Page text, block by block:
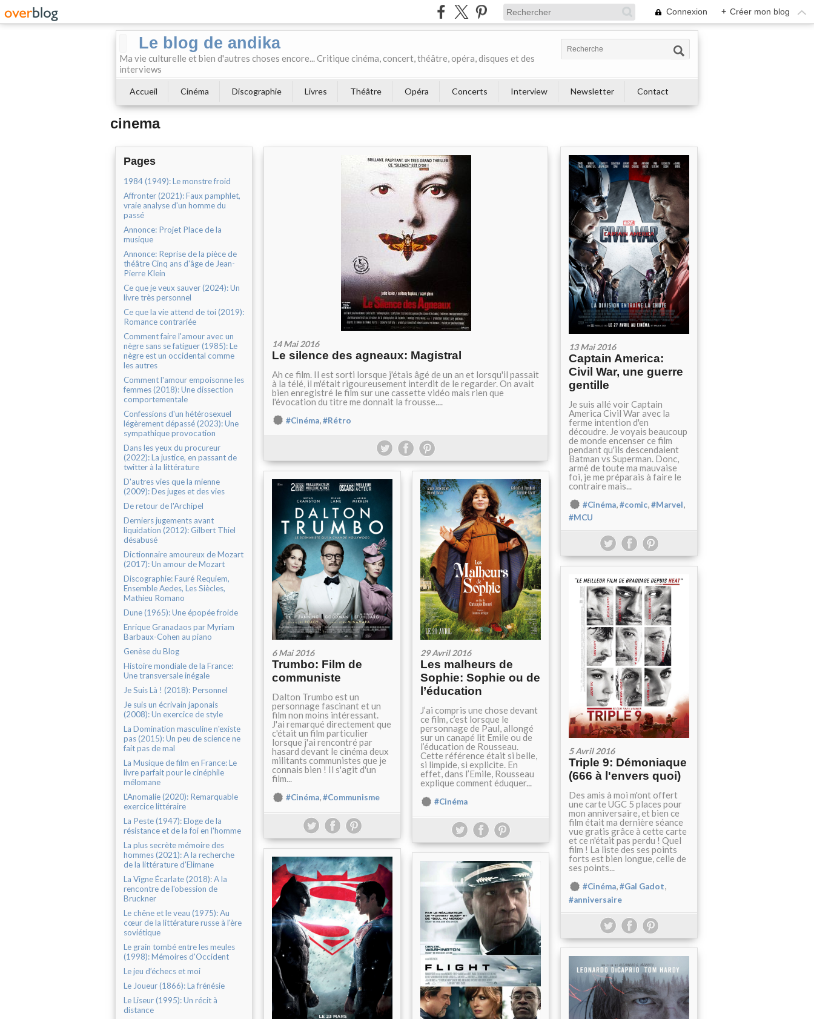
Connexion + Créer mon blog
Le blog de andika
Ma vie culturelle et bien d'autres choses encore... Critique cinéma, concert, théâtre, opéra, disques et des
interviews
Accueil Cinéma Discographie Livres Théâtre Opéra Concerts Interview Newsletter Contact
cinema
Pages
1984 (1949): Le monstre froid
Affronter (2021): Faux pamphlet,
vraie analyse d'un homme du
passé
Annonce: Projet Place de la
musique
Annonce: Reprise de la pièce de
théâtre Cinq ans d'âge de Jean-
Pierre Klein
Ce que je veux sauver (2024): Un
livre très personnel
Ce que la vie attend de toi (2019):
Romance contrariée
Comment faire l'amour avec un
nègre sans se fatiguer (1985): Le
nègre est un occidental comme
les autres
Comment l'amour empoisonne les
femmes (2018): Une dissection
comportementale
Confessions d'un hétérosexuel
légèrement dépassé (2023): Une
sympathique provocation
Dans les yeux du procureur
(2022): La justice, en passant de
twitter à la littérature
D'autres vies que la mienne
(2009): Des juges et des vies
De retour de l'Archipel
Derniers jugements avant
liquidation (2012): Gilbert Thiel
désabusé
Dictionnaire amoureux de Mozart
(2017): Un amour de Mozart
Discographie: Fauré Requiem,
Ensemble Aedes, Les Siècles,
Mathieu Romano
Dune (1965): Une épopée froide
Enrique Granadaos par Myriam
Barbaux-Cohen au piano
Genèse du Blog
Histoire mondiale de la France:
Une transversale inégale
Je Suis Là ! (2018): Personnel
Je suis un écrivain japonais
(2008): Un exercice de style
La Domination masculine n'existe
pas (2015): Un peu de science ne
fait pas de mal
La Musique de film en France: Le
livre parfait pour le cinéphile
mélomane
L'Anomalie (2020): Remarquable
exercice littéraire
La Peste (1947): Eloge de la
résistance et de la foi en l'homme
La plus secrète mémoire des
hommes (2021): A la recherche
de la littérature d'Elimane
La Vigne Écarlate (2018): A la
rencontre de l'obession de
Bruckner
Le chêne et le veau (1975): Au
cœur de la littérature russe à l'ère
soviétique
Le grain tombé entre les meules
(1998): Mémoires d'Occident
Le jeu d’échecs et moi
Le Joueur (1866): La frénésie
Le Liseur (1995): Un récit à
distance
14 Mai 2016
Le silence des agneaux: Magistral
Ah ce film. Il est sorti lorsque j'étais âgé de un an et lorsqu'il passait
à la télé, il m'était rigoureusement interdit de le regarder. On avait
bien enregistré le film sur une cassette vidéo mais rien que
l'évocation du titre me donnait la frousse....
#Cinéma,#Rétro
13 Mai 2016
Captain America:
Civil War, une guerre
gentille
Je suis allé voir Captain
America Civil War avec la
ferme intention d'en
découdre. Je voyais beaucoup
de monde encenser ce film
pendant qu'ils descendaient
Batman vs Superman. Donc,
armé de toute ma mauvaise
foi, je me préparais à faire le
contraire mais...
#Cinéma,#comic,#Marvel,
#MCU
6 Mai 2016
Trumbo: Film de
communiste
Dalton Trumbo est un
personnage fascinant et un
film non moins intéressant.
J'ai remarqué directement que
c'était un film particulier
lorsque j'ai rencontré par
hasard devant le cinéma deux
militants communistes que je
connais bien ! Il s'agit d'un
film...
#Cinéma,#Communisme
29 Avril 2016
Les malheurs de
Sophie: Sophie ou de
l’éducation
J’ai compris une chose devant
ce film, c’est lorsque le
personnage de Paul, allongé
sur un canapé lit Emile ou de
l’éducation de Rousseau.
Cette référence était si belle,
si limpide, si explicite. En
effet, dans l’Emile, Rousseau
explique comment éduquer...
#Cinéma
5 Avril 2016
Triple 9: Démoniaque
(666 à l'envers quoi)
Des amis à moi m'ont offert
une carte UGC 5 places pour
mon anniversaire, et bien ce
film était ma dernière séance
vue gratis grâce à cette carte
et ce n'était pas perdu ! Quel
film ! La liste des ses points
forts est bien longue, celle de
ses points...
#Cinéma,#Gal Gadot,
#anniversaire